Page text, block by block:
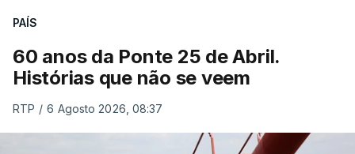
PAÍS
60 anos da Ponte 25 de Abril.
Histórias que não se veem
RTP / 6 Agosto 2026, 08:37